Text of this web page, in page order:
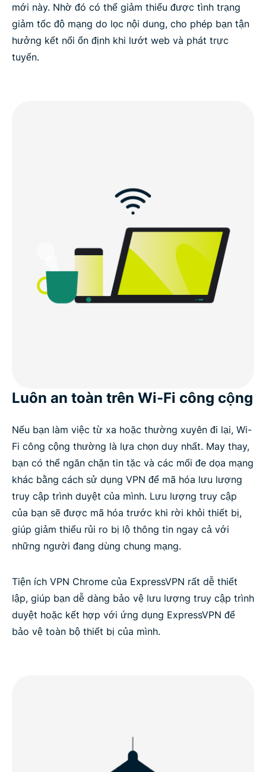
mới này. Nhờ đó có thể giảm thiểu được tình trạng
giảm tốc độ mạng do lọc nội dung, cho phép bạn tận
hưởng kết nối ổn định khi lướt web và phát trực
tuyến.
Luôn an toàn trên Wi-Fi công cộng
Nếu bạn làm việc từ xa hoặc thường xuyên đi lại, Wi-
Fi công cộng thường là lựa chọn duy nhất. May thay,
bạn có thể ngăn chặn tin tặc và các mối đe dọa mạng
khác bằng cách sử dụng VPN để mã hóa lưu lượng
truy cập trình duyệt của mình. Lưu lượng truy cập
của bạn sẽ được mã hóa trước khi rời khỏi thiết bị,
giúp giảm thiểu rủi ro bị lộ thông tin ngay cả với
những người đang dùng chung mạng.
Tiện ích VPN Chrome của ExpressVPN rất dễ thiết
lập, giúp bạn dễ dàng bảo vệ lưu lượng truy cập trình
duyệt hoặc kết hợp với ứng dụng ExpressVPN để
bảo vệ toàn bộ thiết bị của mình.